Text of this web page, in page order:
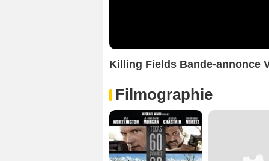
Killing Fields Bande-annonce
Filmographie